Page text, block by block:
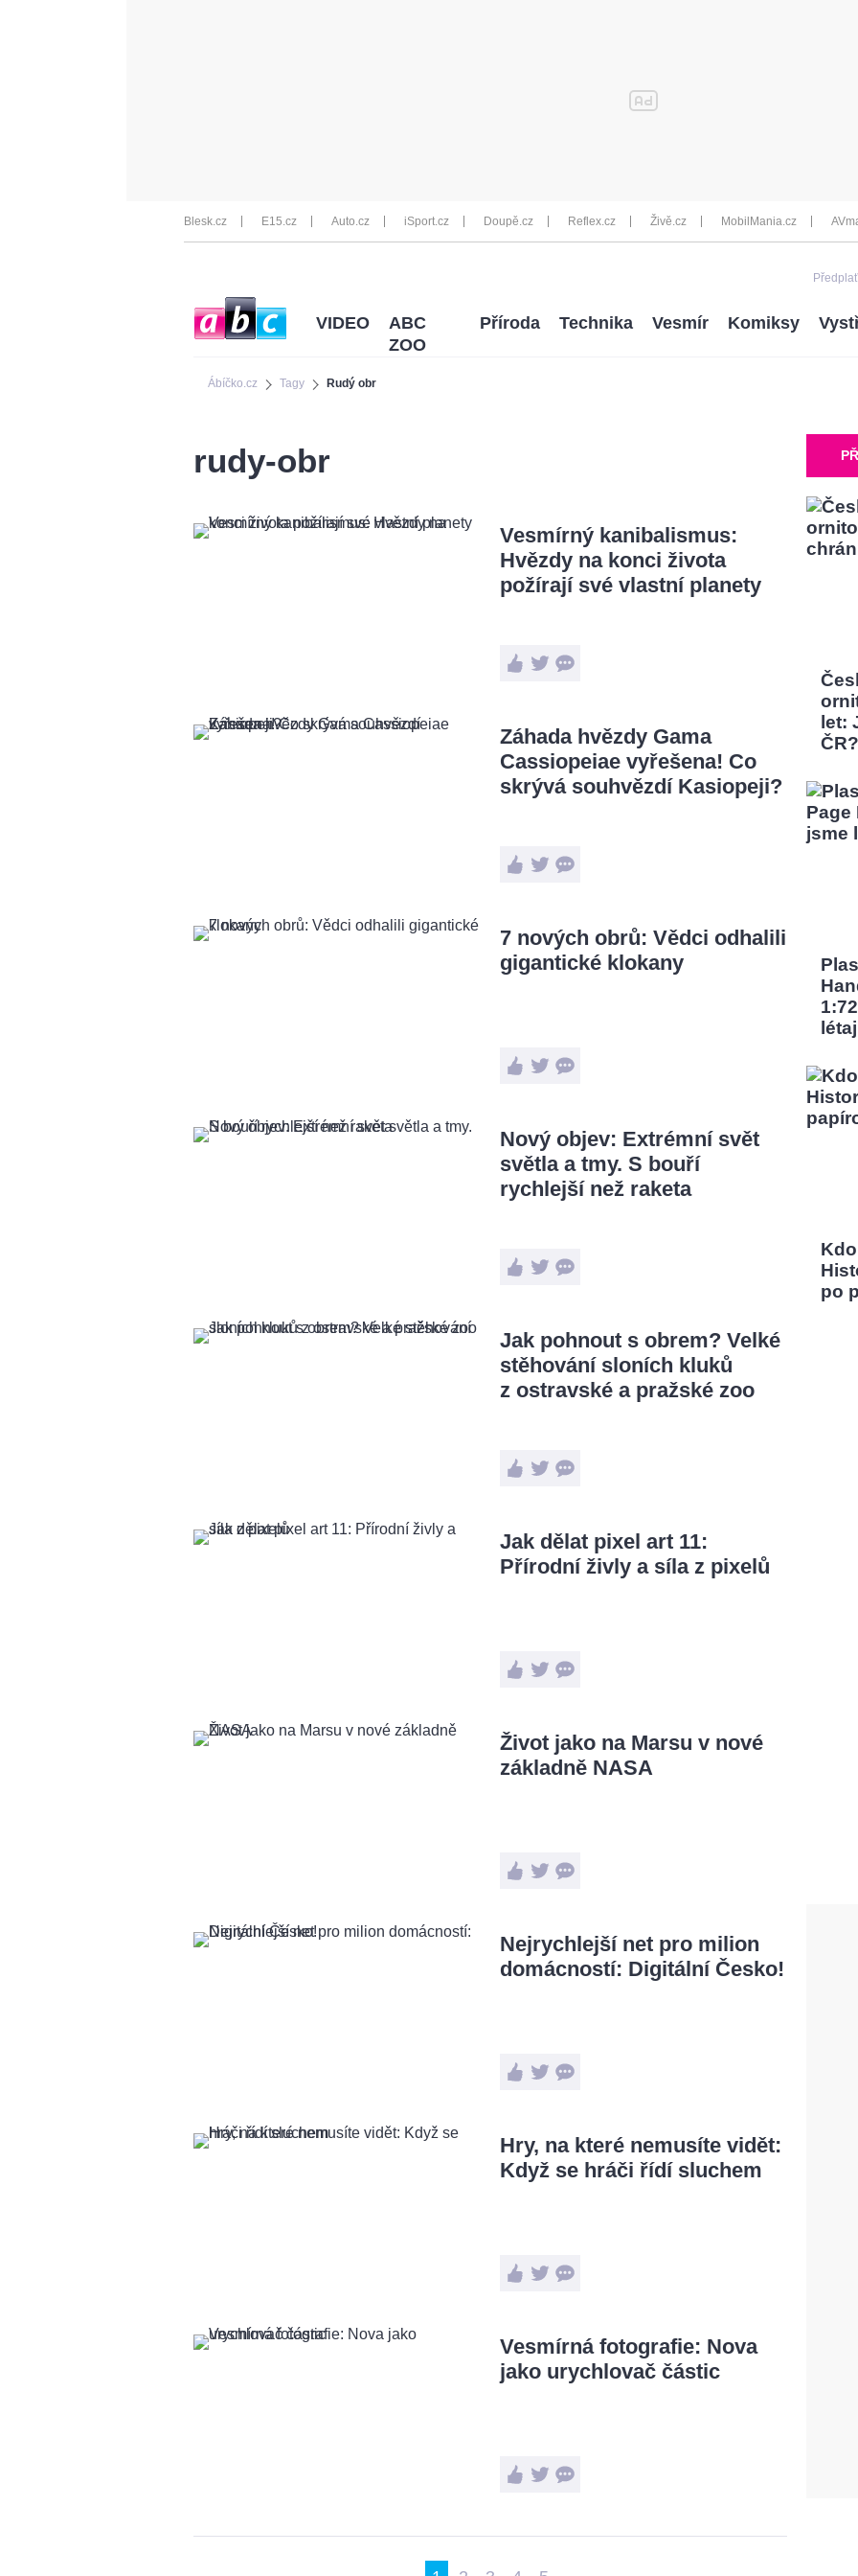
Blesk.cz E15.cz Auto.cz iSport.cz Doupě.cz Reflex.cz Živě.cz MobilMania.cz
Ábíčko.cz Tagy Rudý obr
VIDEO
ABC
ZOO
Příroda Technika Vesmír Komiksy
rudy-obr
Vesmírný kanibalismus:
Hvězdy na konci života
požírají své vlastní planety
Záhada hvězdy Gama
Cassiopeiae vyřešena! Co
skrývá souhvězdí Kasiopeji?
7 nových obrů: Vědci odhalili
gigantické klokany
Nový objev: Extrémní svět
světla a tmy. S bouří
rychlejší než raketa
Jak pohnout s obrem? Velké
stěhování sloních kluků
z ostravské a pražské zoo
Jak dělat pixel art 11:
Přírodní živly a síla z pixelů
Život jako na Marsu v nové
základně NASA
Nejrychlejší net pro milion
domácností: Digitální Česko!
Hry, na které nemusíte vidět:
Když se hráči řídí sluchem
Vesmírná fotografie: Nova
jako urychlovač částic
let:
ČR?
po